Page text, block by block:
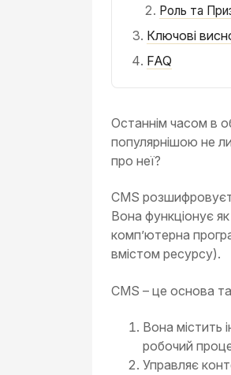
Роль та
Ключові
FAQ
Останнім часом в
популярнішою не
про неї?
CMS
Вона функціонує
комп’ютерна
вмістом ресурсу).
CMS – це основа
Вона містить
робочий
Управляє